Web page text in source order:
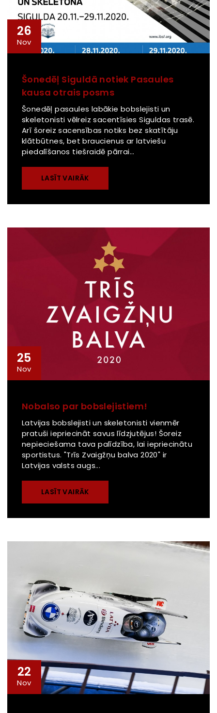
26
Nov
Šonedēļ Siguldā notiek Pasaules
kausa otrais posms
Šonedēļ pasaules labākie bobslejisti un
skeletonisti vēlreiz sacentīsies Siguldas trasē.
Arī šoreiz sacensības notiks bez skatītāju
klātbūtnes, bet braucienus ar latviešu
piedalīšanos tiešraidē pārrai...
LASĪT VAIRĀK
25
Nov
Nobalso par bobslejistiem!
Latvijas bobslejisti un skeletonisti vienmēr
pratuši iepriecināt savus līdzjutējus! Šoreiz
nepieciešama tava palīdzība, lai iepriecinātu
sportistus. "Trīs Zvaigžņu balva 2020" ir
Latvijas valsts augs...
LASĪT VAIRĀK
22
Nov